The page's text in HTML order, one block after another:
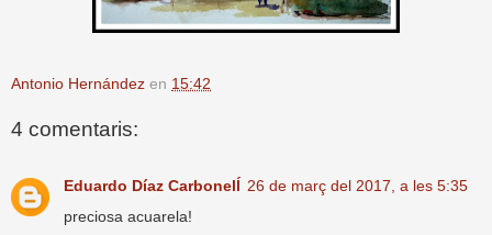
Antonio Hernández en 15:42
4 comentaris:
Eduardo Díaz Carbonelĺ 26 de març del 2017, a les 5:35
preciosa acuarela!